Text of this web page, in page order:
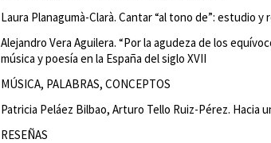
Laura Planagumà-Clarà. Cantar “al tono de”: estudio y
Alejandro Vera Aguilera. “Por la agudeza de los
música y poesía en la España del siglo XVII
MÚSICA, PALABRAS, CONCEPTOS
Patricia Peláez Bilbao, Arturo Tello Ruiz-Pérez. Hacia
RESEÑAS